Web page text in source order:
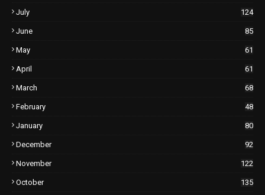
July 124
June 85
May 61
April 61
March 68
February 48
January 80
December 92
November 122
October 135